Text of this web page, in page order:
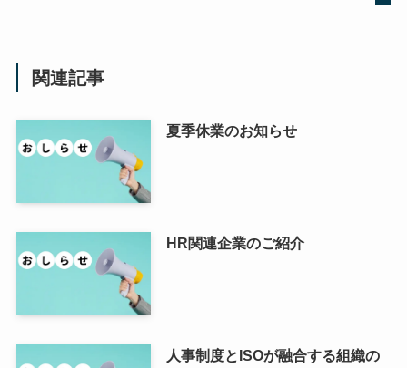
関連記事
夏季休業のお知らせ
HR関連企業のご紹介
人事制度とISOが融合する組織の